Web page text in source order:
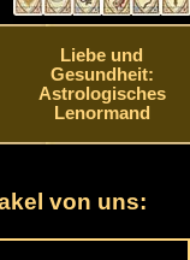
Liebe und
Gesundheit:
Astrologisches
Lenormand
von uns: